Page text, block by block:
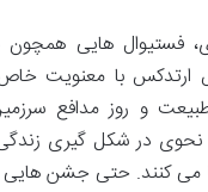
فستیوال هایی همچون
با معنویت خاص
و روز مدافع
نحوی در شکل گیری
کنند. حتی جشن هایی